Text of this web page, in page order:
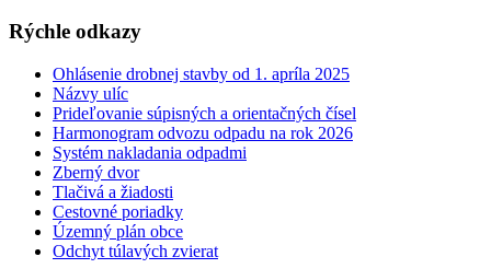
Rýchle odkazy
Ohlásenie drobnej stavby od 1. apríla 2025
Názvy ulíc
Prideľovanie súpisných a orientačných čísel
Harmonogram odvozu odpadu na rok 2026
Systém nakladania odpadmi
Zberný dvor
Tlačivá a žiadosti
Cestovné poriadky
Územný plán obce
Odchyt túlavých zvierat